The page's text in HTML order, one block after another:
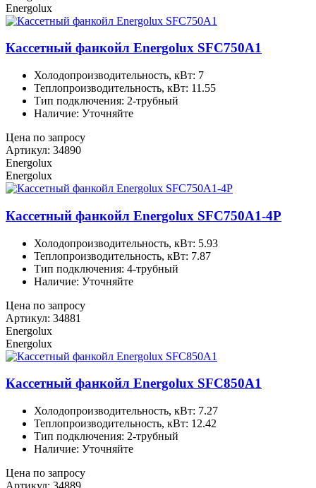
Energolux
Кассетный фанкойл Energolux SFC750A1
Холодопроизводительность, кВт: 7
Теплопроизводительность, кВт: 11.55
Тип подключения: 2-трубный
Наличие: Уточняйте
Цена по запросу
Артикул: 34890
Energolux
Energolux
Кассетный фанкойл Energolux SFC750A1-4P
Холодопроизводительность, кВт: 5.93
Теплопроизводительность, кВт: 7.87
Тип подключения: 4-трубный
Наличие: Уточняйте
Цена по запросу
Артикул: 34881
Energolux
Energolux
Кассетный фанкойл Energolux SFC850A1
Холодопроизводительность, кВт: 7.27
Теплопроизводительность, кВт: 12.42
Тип подключения: 2-трубный
Наличие: Уточняйте
Цена по запросу
Артикул: 34889